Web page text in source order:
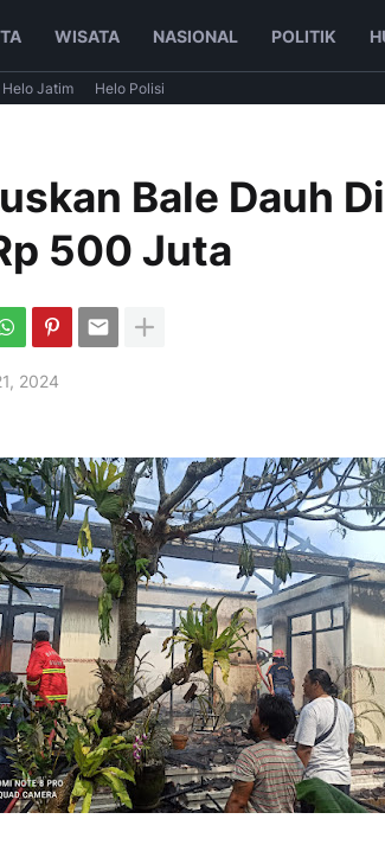
WISATA NASIONAL POLITIK
Helo Jatim Helo Polisi
Bale Dauh
500 Juta
2024